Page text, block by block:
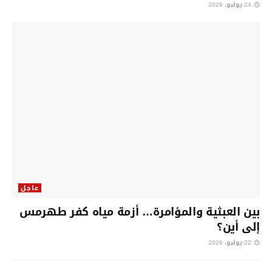
عاجل
بين العبثية والمؤامرة… أزمة مياه كفر طهرمس
إلى أين؟